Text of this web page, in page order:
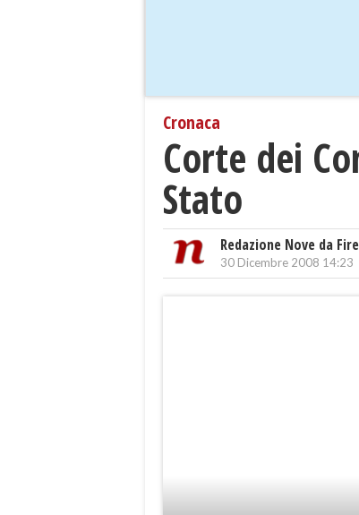
Cronaca
Corte dei
Stato
Redazione Nove da
30 Dicembre 2008 14:23